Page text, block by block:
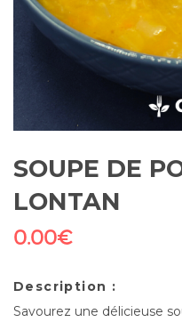
SOUPE DE
LONTAN
0.00€
Description :
Savourez une délicieuse